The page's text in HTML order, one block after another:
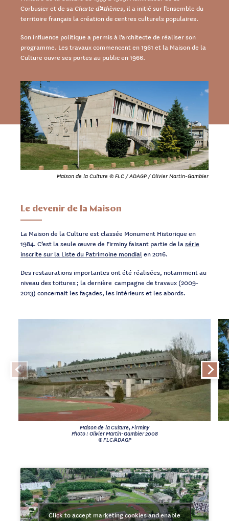
Corbusier et de saCharte d’Athènes, il a initié sur l’ensemble du
territoire français la création de centres culturels populaires.
Son influence politique a permis à l’architecte de réaliser son
programme. Les travaux commencent en 1961 et la Maison de la
Culture ouvre ses portes au public en 1966.
Maison de la Culture © FLC / ADAGP / Olivier Martin-Gambier
Le devenir de la Maison
La Maison de la Culture est classée Monument Historique en
1984. C’est la seule œuvre de Firminy faisant partie de lasérie
inscrite sur la Liste du Patrimoine mondialen 2016.
Des restaurations importantes ont été réalisées, notamment au
niveau des toitures ; la dernière campagne de travaux (2009-
2013) concernait les façades, les intérieurs et les abords.
Maison de la Culture, Firminy
Photo : Olivier Martin-Gambier 2008
© FLC/ADAGP
Click to accept marketing cookies and enable